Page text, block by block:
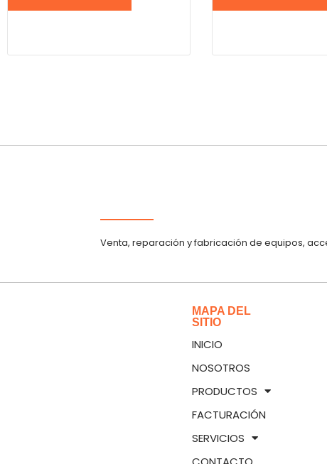
Venta, reparación y fabricación de equipos,
MAPA DEL
SITIO
INICIO
NOSOTROS
PRODUCTOS
FACTURACIÓN
SERVICIOS